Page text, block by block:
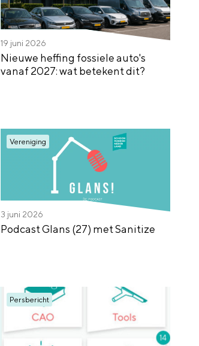
19 juni 2026
Nieuwe heffing fossiele auto's
vanaf 2027: wat betekent dit?
Vereniging
3 juni 2026
Podcast Glans (27) met Sanitize
Persbericht